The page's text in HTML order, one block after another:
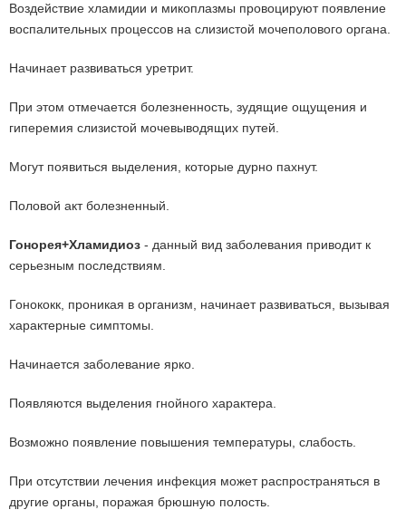
Воздействие хламидии и микоплазмы провоцируют появление
воспалительных процессов на слизистой мочеполового органа.
Начинает развиваться уретрит.
При этом отмечается болезненность, зудящие ощущения и
гиперемия слизистой мочевыводящих путей.
Могут появиться выделения, которые дурно пахнут.
Половой акт болезненный.
Гонорея+Хламидиоз - данный вид заболевания приводит к
серьезным последствиям.
Гонококк, проникая в организм, начинает развиваться, вызывая
характерные симптомы.
Начинается заболевание ярко.
Появляются выделения гнойного характера.
Возможно появление повышения температуры, слабость.
При отсутствии лечения инфекция может распространяться в
другие органы, поражая брюшную полость.